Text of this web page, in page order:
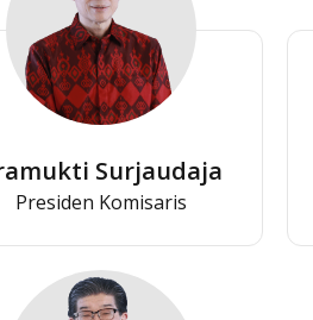
Surjaudaja
Presiden Komisaris